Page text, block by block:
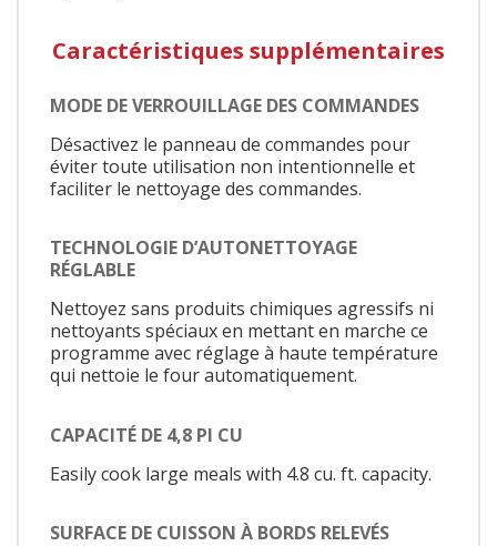
Caractéristiques supplémentaires
MODE DE VERROUILLAGE DES COMMANDES
Désactivez le panneau de commandes pour
éviter toute utilisation non intentionnelle et
faciliter le nettoyage des commandes.
TECHNOLOGIE D’AUTONETTOYAGE
RÉGLABLE
Nettoyez sans produits chimiques agressifs ni
nettoyants spéciaux en mettant en marche ce
programme avec réglage à haute température
qui nettoie le four automatiquement.
CAPACITÉ DE 4,8 PI CU
Easily cook large meals with 4.8 cu. ft. capacity.
SURFACE DE CUISSON À BORDS RELEVÉS